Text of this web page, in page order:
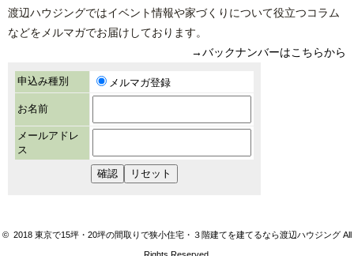
渡辺ハウジングではイベント情報や家づくりについて役立つコラム
などをメルマガでお届けしております。
→バックナンバーはこちらから
© 2018 東京で15坪・20坪の間取りで狭小住宅・３階建てを建てるなら渡辺ハウジング All